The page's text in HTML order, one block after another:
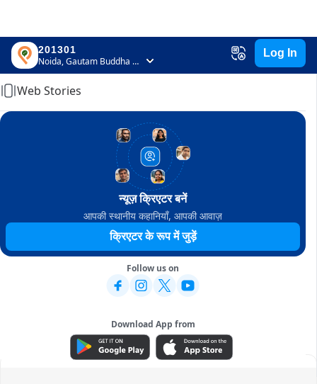
201301
Noida, Gautam Buddha Nagar, Uttar Pradesh
Log In
Home
Web Stories
न्यूज़ क्रिएटर बनें
आपकी स्थानीय कहानियाँ, आपकी आवाज़
क्रिएटर के रूप में जुड़ें
Follow us on
Download App from
ADVERTISEMENT